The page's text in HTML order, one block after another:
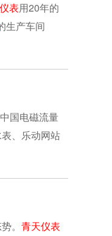
表用20年的
生产车间
国电磁流量
、乐动网站
。 青天仪表